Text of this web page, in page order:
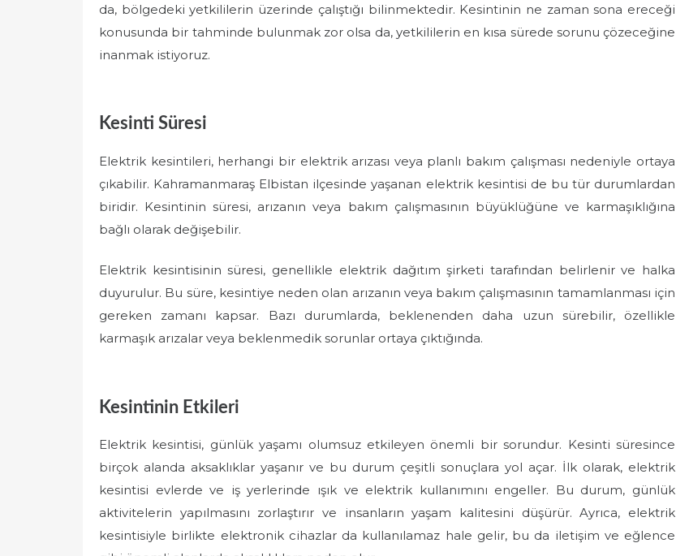
da, bölgedeki yetkililerin üzerinde çalıştığı bilinmektedir. Kesintinin ne zaman sona ereceği
konusunda bir tahminde bulunmak zor olsa da, yetkililerin en kısa sürede sorunu çözeceğine
inanmak istiyoruz.
Kesinti Süresi
Elektrik kesintileri, herhangi bir elektrik arızası veya planlı bakım çalışması nedeniyle ortaya
çıkabilir. Kahramanmaraş Elbistan ilçesinde yaşanan elektrik kesintisi de bu tür durumlardan
biridir. Kesintinin süresi, arızanın veya bakım çalışmasının büyüklüğüne ve karmaşıklığına
bağlı olarak değişebilir.
Elektrik kesintisinin süresi, genellikle elektrik dağıtım şirketi tarafından belirlenir ve halka
duyurulur. Bu süre, kesintiye neden olan arızanın veya bakım çalışmasının tamamlanması için
gereken zamanı kapsar. Bazı durumlarda, beklenenden daha uzun sürebilir, özellikle
karmaşık arızalar veya beklenmedik sorunlar ortaya çıktığında.
Kesintinin Etkileri
Elektrik kesintisi, günlük yaşamı olumsuz etkileyen önemli bir sorundur. Kesinti süresince
birçok alanda aksaklıklar yaşanır ve bu durum çeşitli sonuçlara yol açar. İlk olarak, elektrik
kesintisi evlerde ve iş yerlerinde ışık ve elektrik kullanımını engeller. Bu durum, günlük
aktivitelerin yapılmasını zorlaştırır ve insanların yaşam kalitesini düşürür. Ayrıca, elektrik
kesintisiyle birlikte elektronik cihazlar da kullanılamaz hale gelir, bu da iletişim ve eğlence